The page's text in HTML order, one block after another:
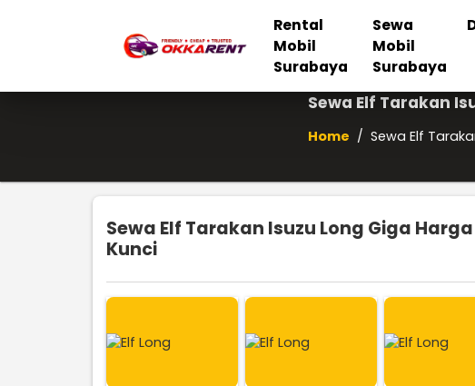
Rental
Mobil
Surabaya
Sewa
Mobil
Surabaya
Sewa Elf Tarakan
Home / Sewa Elf
Sewa Elf Tarakan Isuzu Long Giga
Kunci